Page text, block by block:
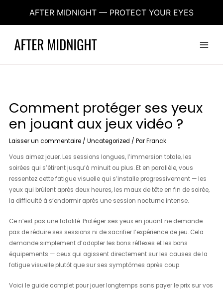
AFTER MIDNIGHT — PROTECT YOUR EYES
contenu
Menu
Comment protéger ses yeux
en jouant aux jeux vidéo ?
Laisser un commentaire /Uncategorized / ParFranck
Vous aimez jouer. Les sessions longues, l’immersion totale, les
soirées qui s’étirent jusqu’à minuit ou plus. Et en parallèle, vous
ressentez cette fatigue visuelle qui s’installe progressivement — les
yeux qui brûlent après deux heures, les maux de tête en fin de soirée,
la difficulté à s’endormir après une session nocturne intense.
Ce n’est pas une fatalité. Protéger ses yeux en jouant ne demande
pas de réduire ses sessions ni de sacrifier l’expérience de jeu. Cela
demande simplement d’adopter les bons réflexes et les bons
équipements — ceux qui agissent directement sur les causes de la
fatigue visuelle plutôt que sur ses symptômes après coup.
Voici le guide complet pour jouer longtemps sans payer le prix sur vos